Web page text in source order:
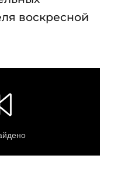
воскресной